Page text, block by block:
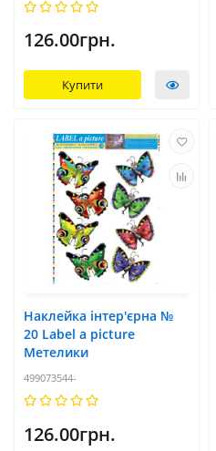
126.00грн.
Купити
Наклейка інтер'єрна №
20 Label a picture
Метелики
499073544-
126.00грн.